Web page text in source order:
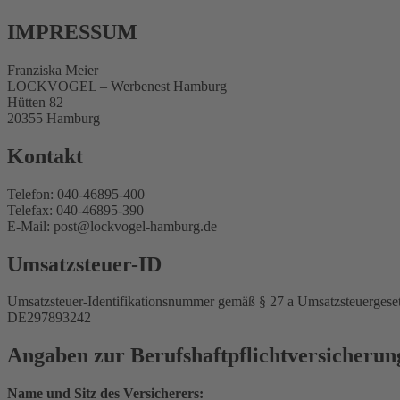
IMPRESSUM
Franziska Meier
LOCKVOGEL – Werbenest Hamburg
Hütten 82
20355 Hamburg
Kontakt
Telefon: 040-46895-400
Telefax: 040-46895-390
E-Mail: post@lockvogel-hamburg.de
Umsatzsteuer-ID
Umsatzsteuer-Identifikationsnummer gemäß § 27 a
DE297893242
Angaben zur
Name und Sitz des Versicherers: